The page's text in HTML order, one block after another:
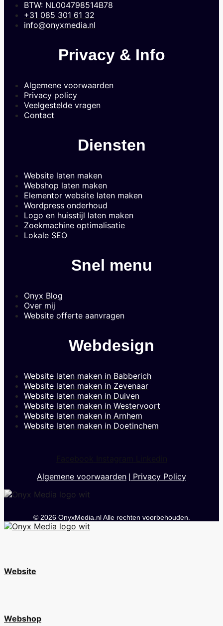
BTW: NL004798514B78
+31 085 301 61 32
info@onyxmedia.nl
Privacy & Info
Algemene voorwaarden
Privacy policy
Veelgestelde vragen
Contact
Diensten
Website laten maken
Webshop laten maken
Elementor website laten maken
Wordpress onderhoud
Logo en huisstijl laten maken
Zoekmachine optimalisatie
Lokale SEO
Snel menu
Onyx Blog
Over mij
Website offerte aanvragen
Webdesign
Website laten maken in Babberich
Website laten maken in Zevenaar
Website laten maken in Duiven
Website laten maken in Westervoort
Website laten maken in Arnhem
Website laten maken in Doetinchem
Algemene voorwaarden
Privacy Policy
© 2026 OnyxMedia.nl Alle rechten voorbehouden.
Website
Webshop